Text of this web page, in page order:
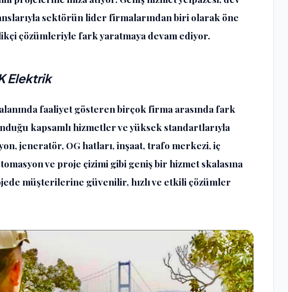
sektörün lider firmalarından biri olarak öne
çözümleriyle fark yaratmaya devam ediyor.
Elektrik
faaliyet gösteren birçok firma arasında fark
kapsamlı hizmetler ve yüksek standartlarıyla
jeneratör, OG hatları, inşaat, trafo merkezi, iç
ve proje çizimi gibi geniş bir hizmet skalasına
müşterilerine güvenilir, hızlı ve etkili çözümler